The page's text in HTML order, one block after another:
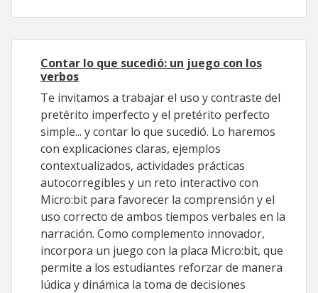
Contar lo que sucedió: un juego con los
verbos
Te invitamos a trabajar el uso y contraste del
pretérito imperfecto y el pretérito perfecto
simple... y contar lo que sucedió. Lo haremos
con explicaciones claras, ejemplos
contextualizados, actividades prácticas
autocorregibles y un reto interactivo con
Micro:bit para favorecer la comprensión y el
uso correcto de ambos tiempos verbales en la
narración. Como complemento innovador,
incorpora un juego con la placa Micro:bit, que
permite a los estudiantes reforzar de manera
lúdica y dinámica la toma de decisiones